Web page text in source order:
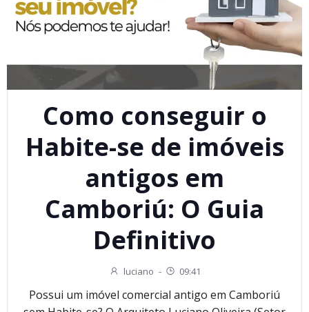
Como conseguir o
Habite-se de imóveis
antigos em
Camboriú: O Guia
Definitivo
luciano - 09:41
Possui um imóvel comercial antigo em Camboriú